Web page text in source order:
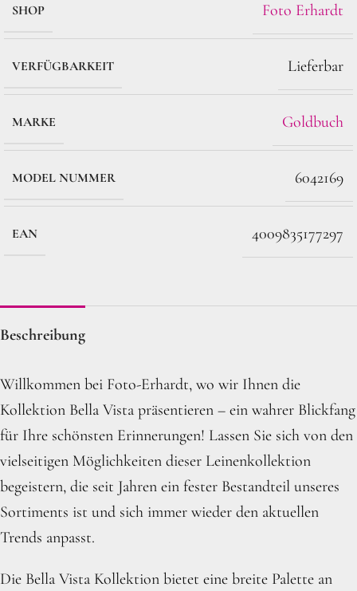
SHOP Foto Erhardt
VERFÜGBARKEIT Lieferbar
MARKE Goldbuch
MODEL NUMMER 6042169
EAN 4009835177297
Beschreibung
Willkommen bei Foto-Erhardt, wo wir Ihnen die
Kollektion Bella Vista präsentieren – ein wahrer Blickfang
für Ihre schönsten Erinnerungen! Lassen Sie sich von den
vielseitigen Möglichkeiten dieser Leinenkollektion
begeistern, die seit Jahren ein fester Bestandteil unseres
Sortiments ist und sich immer wieder den aktuellen
Trends anpasst.
Die Bella Vista Kollektion bietet eine breite Palette an